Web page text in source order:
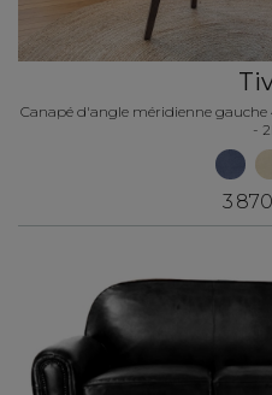
Canapé d'angle méridienne gauche
-
3